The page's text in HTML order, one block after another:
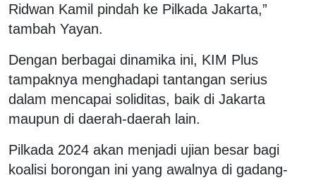
Ridwan Kamil pindah ke Pilkada Jakarta,”
tambah Yayan.
Dengan berbagai dinamika ini, KIM Plus
tampaknya menghadapi tantangan serius
dalam mencapai soliditas, baik di Jakarta
maupun di daerah-daerah lain.
Pilkada 2024 akan menjadi ujian besar bagi
koalisi borongan ini yang awalnya di gadang-